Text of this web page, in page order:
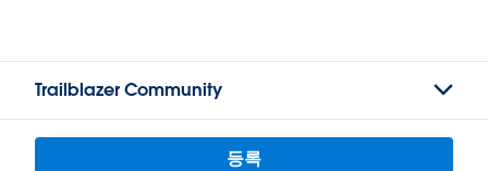
Trailblazer Community
등록